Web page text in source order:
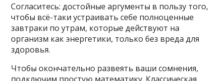
Согласитесь: достойные аргументы в пользу того,
чтобы всё-таки устраивать себе полноценные
завтраки по утрам, которые действуют на
организм как энергетики, только без вреда для
здоровья.
Чтобы окончательно развеять ваши сомнения,